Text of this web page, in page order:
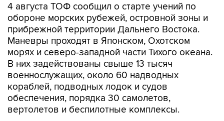
4 августа ТОФ сообщил о старте учений по
обороне морских рубежей, островной зоны и
прибрежной территории Дальнего Востока.
Маневры проходят в Японском, Охотском
морях и северо-западной части Тихого океана.
В них задействованы свыше 13 тысяч
военнослужащих, около 60 надводных
кораблей, подводных лодок и судов
обеспечения, порядка 30 самолетов,
вертолетов и беспилотные комплексы.